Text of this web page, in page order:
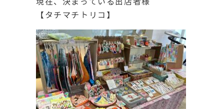
【タチマチトリコ】